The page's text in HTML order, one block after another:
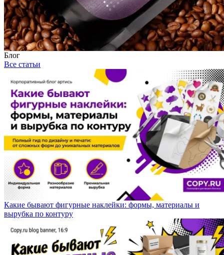
Блог
Все статьи
Какие бывают фигурные наклейки: формы, материалы и
вырубка по контуру